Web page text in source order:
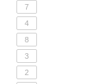
7
4
8
3
2